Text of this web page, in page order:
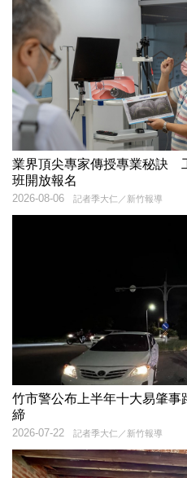
業界頂尖專家傳授專業秘訣
班開放報名
記者季大仁／新竹報導
2026-08-06
竹市警公布上半年十大易肇
締
記者季大仁／新竹報導
2026-07-22